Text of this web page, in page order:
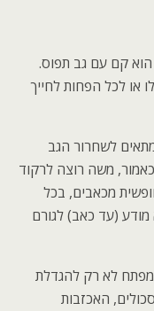
קם עם גב תפוס.
לכל הפחות לחייך
לשחרור הגב
משה רוצה לרקוד
מכאבים, בכל
(עד כאב) לגורם
לא רק להגדלת
האכזבות